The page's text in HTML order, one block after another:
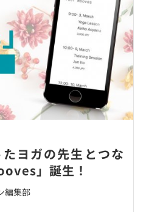
ヨガの先生とつな
」誕生！
編集部